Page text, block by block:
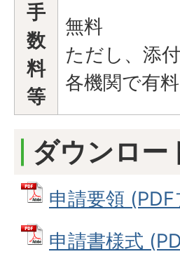
手
数
料
等
無料
ただし、添
各機関で有
ダウンロー
申請要領
申請書様式